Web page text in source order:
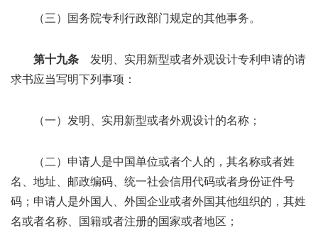
（三）国务院专利行政部门规定的其他事务。
第十九条 发明、实用新型或者外观设计专利申请的请
求书应当写明下列事项：
（一）发明、实用新型或者外观设计的名称；
（二）申请人是中国单位或者个人的，其名称或者姓
名、地址、邮政编码、统一社会信用代码或者身份证件号
码；申请人是外国人、外国企业或者外国其他组织的，其姓
名或者名称、国籍或者注册的国家或者地区；